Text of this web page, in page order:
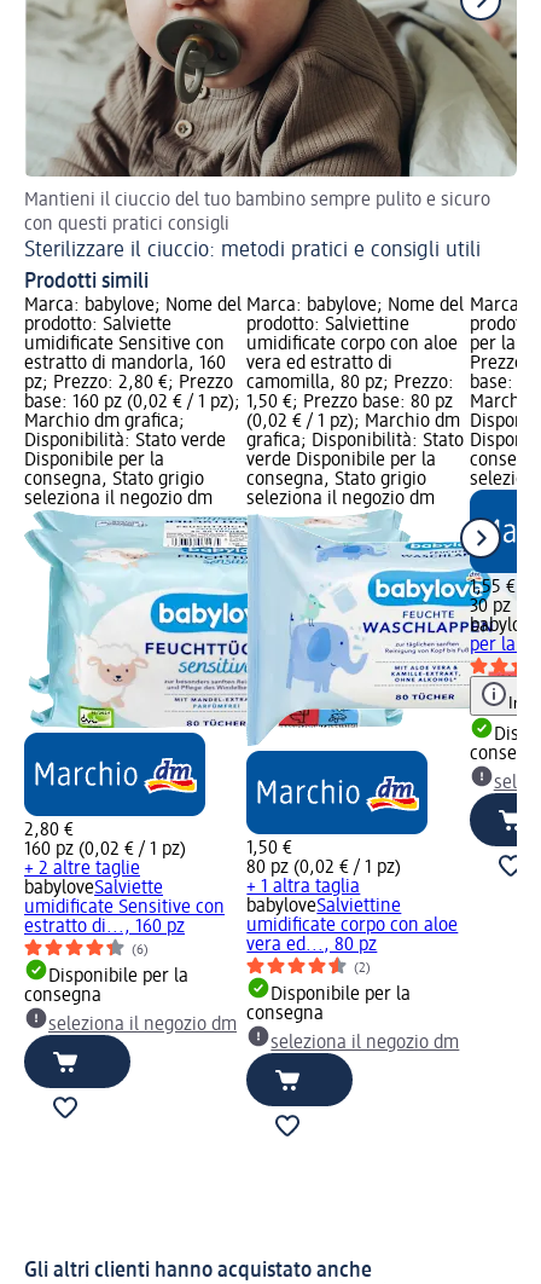
Mantieni il ciuccio del tuo bambino sempre pulito e sicuro
con questi pratici consigli
Sterilizzare il ciuccio: metodi pratici e consigli utili
Prodotti simili
Marca: babylove; Nome del
prodotto: Salviette
umidificate Sensitive con
estratto di mandorla, 160
pz; Prezzo: 2,80 €; Prezzo
base: 160 pz (0,02 € / 1 pz);
Marchio dm grafica;
Disponibilità: Stato verde
Disponibile per la
consegna, Stato grigio
seleziona il negozio dm
2,80 €
160 pz (0,02 € / 1 pz)
+ 2 altre taglie
babyloveSalviette
umidificate Sensitive con
estratto di..., 160 pz
(6)
Disponibile per la
consegna
seleziona il negozio dm
Marca: babylove; Nome del
prodotto: Salviettine
umidificate corpo con aloe
vera ed estratto di
camomilla, 80 pz; Prezzo:
1,50 €; Prezzo base: 80 pz
(0,02 € / 1 pz); Marchio dm
grafica; Disponibilità: Stato
verde Disponibile per la
consegna, Stato grigio
seleziona il negozio dm
1,50 €
80 pz (0,02 € / 1 pz)
+ 1 altra taglia
babyloveSalviettine
umidificate corpo con aloe
vera ed..., 80 pz
(2)
Disponibile per la
consegna
seleziona il negozio dm
Marca:
per la
Prezzo:
base:
Marchio
1,55 €
30 pz
babylove
per la
Gli altri clienti hanno acquistato anche